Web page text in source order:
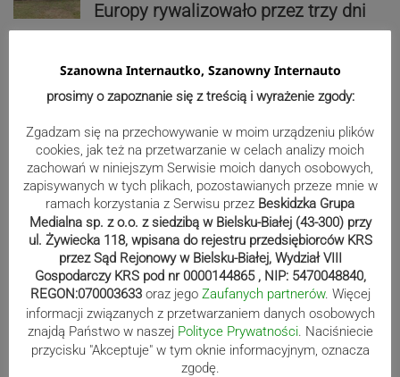
Europy rywalizowało przez trzy dni
Nakamura z dubletem w Wiśle.
Dyskwalifikacja Waszka zmieniła
klasyfikację Polaków
Reklama
Szanowna Internautko, Szanowny Internauto
prosimy o zapoznanie się z treścią i wyrażenie zgody:
Zgadzam się na przechowywanie w moim urządzeniu plików
cookies, jak też na przetwarzanie w celach analizy moich
zachowań w niniejszym Serwisie moich danych osobowych,
zapisywanych w tych plikach, pozostawianych przeze mnie w
ramach korzystania z Serwisu przez Beskidzka Grupa
Medialna sp. z o.o. z siedzibą w Bielsku-Białej (43-300) przy
ul. Żywiecka 118, wpisana do rejestru przedsiębiorców KRS
przez Sąd Rejonowy w Bielsku-Białej, Wydział VIII
Gospodarczy KRS pod nr 0000144865 , NIP: 5470048840,
REGON:070003633 oraz jego Zaufanych partnerów. Więcej
informacji związanych z przetwarzaniem danych osobowych
znajdą Państwo w naszej Polityce Prywatności. Naciśniecie
przycisku "Akceptuje" w tym oknie informacyjnym, oznacza
zgodę.